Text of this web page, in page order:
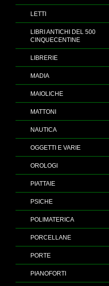
LETTI
LIBRI ANTICHI DEL 500
CINQUECENTINE
LIBRERIE
MADIA
MAIOLICHE
MATTONI
NAUTICA
OGGETTI E VARIE
OROLOGI
PIATTAIE
PSICHE
POLIMATERICA
PORCELLANE
PORTE
PIANOFORTI